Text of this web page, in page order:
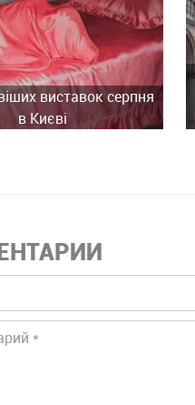
виставок серпня
в Києві